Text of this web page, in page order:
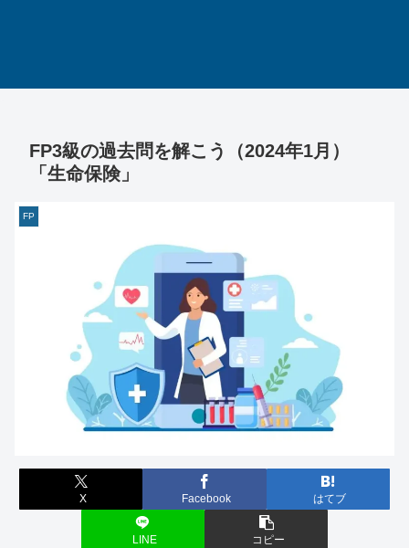
FP3級の過去問を解こう（2024年1月）
「生命保険」
FP
X Facebook はてブ
LINE コピー